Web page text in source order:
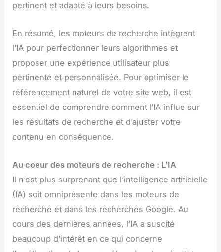
pertinent et adapté à leurs besoins.
En résumé, les moteurs de recherche intègrent
l’IA pour perfectionner leurs algorithmes et
proposer une expérience utilisateur plus
pertinente et personnalisée. Pour optimiser le
référencement naturel de votre site web, il est
essentiel de comprendre comment l’IA influe sur
les résultats de recherche et d’ajuster votre
contenu en conséquence.
Au coeur des moteurs de recherche : L’IA
Il n’est plus surprenant que l’intelligence artificielle
(IA) soit omniprésente dans les moteurs de
recherche et dans les recherches Google. Au
cours des dernières années, l’IA a suscité
beaucoup d’intérêt en ce qui concerne